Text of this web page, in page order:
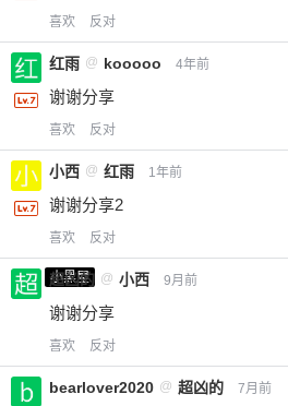
喜欢 反对
红雨 @ kooooo 4年前
谢谢分享
喜欢 反对
小西 @ 红雨 1年前
谢谢分享2
喜欢 反对
小黑屋
超凶的 @ 小西 9月前
谢谢分享
喜欢 反对
bearlover2020 @ 超凶的 7月前